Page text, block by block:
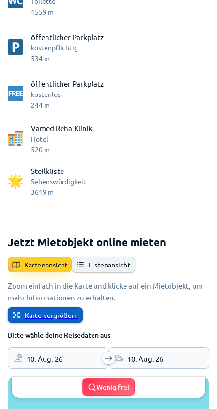
1559 m
öffentlicher Parkplatz
kostenpflichtig
534 m
öffentlicher Parkplatz
kostenlos
244 m
Vamed Reha-Klinik
Hotel
520 m
Steilküste
Sehenswürdigkeit
3619 m
Jetzt Mietobjekt online mieten
Kartenansicht Listenansicht
Zoom einfach in die Karte und klicke auf ein Mietobjekt, um
mehr Informationen zu erhalten.
Karte vergrößern
Bitte wähle deine Reisedaten aus
10. Aug. 26 10. Aug. 26
Wenig frei